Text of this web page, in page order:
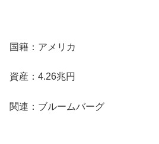
国籍：アメリカ
資産：4.26兆円
関連：ブルームバーグ